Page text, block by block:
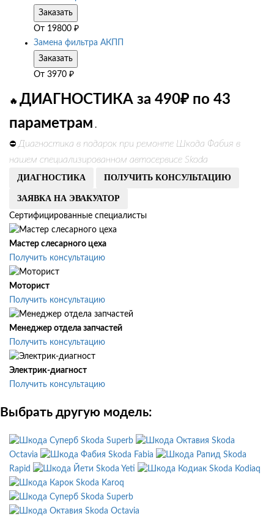
Заказать
От 19800 ₽
Замена фильтра АКПП
Заказать
От 3970 ₽
🔥 ДИАГНОСТИКА за 490₽ по 43
параметрам .
⛔ Диагностика в подарок при ремонте Шкода Фабия в
нашем специализированном автосервисе Skoda
ДИАГНОСТИКА ПОЛУЧИТЬ КОНСУЛЬТАЦИЮ
ЗАЯВКА НА ЭВАКУАТОР
Сертифицированные специалисты
Мастер слесарного цеха
Получить консультацию
Моторист
Получить консультацию
Менеджер отдела запчастей
Получить консультацию
Электрик-диагност
Получить консультацию
Выбрать другую модель:
Skoda Superb
Skoda
Octavia
Skoda Fabia
Skoda
Rapid
Skoda Yeti
Skoda Kodiaq
Skoda Karoq
Skoda Superb
Skoda Octavia